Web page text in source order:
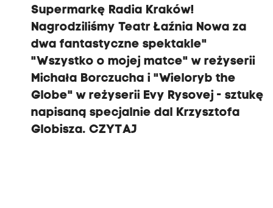
Supermarkę Radia Kraków!
Nagrodziliśmy Teatr Łaźnia Nowa za
dwa fantastyczne spektakle"
"Wszystko o mojej matce" w reżyserii
Michała Borczucha i "Wieloryb the
Globe" w reżyserii Evy Rysovej - sztukę
napisaną specjalnie dal Krzysztofa
Globisza. CZYTAJ